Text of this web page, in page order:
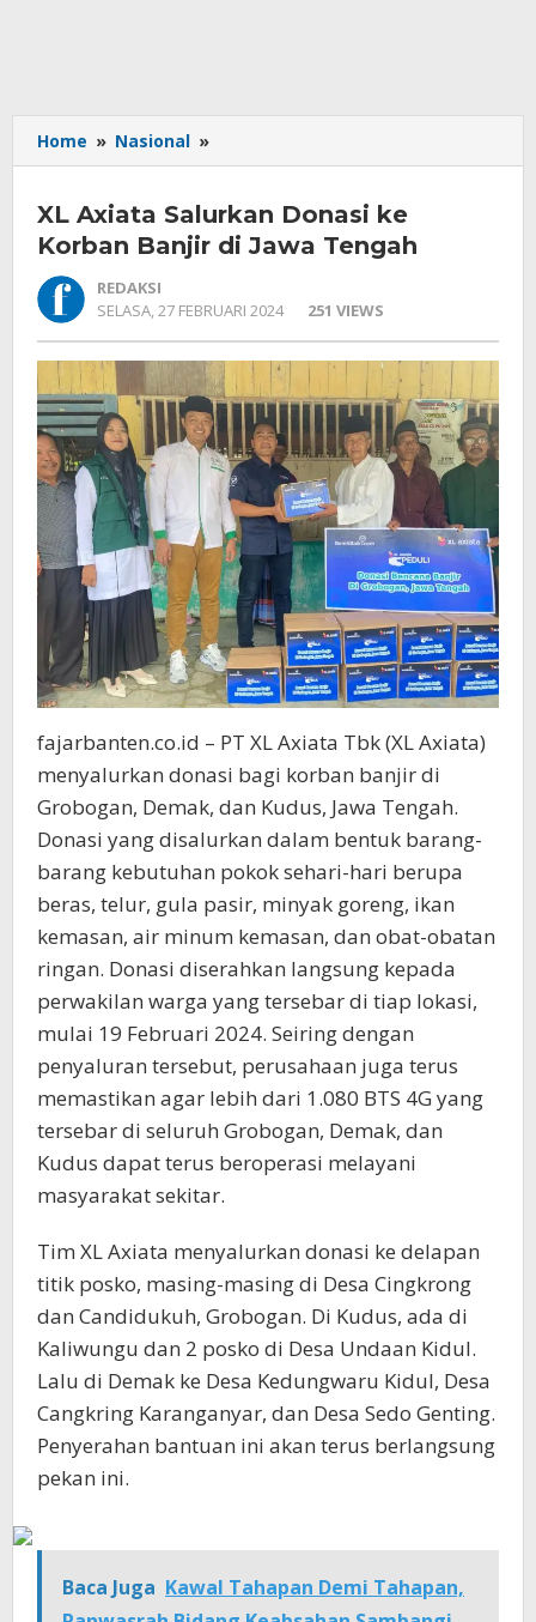
Home » Nasional »
Axiata
Donasi
ke
di
Jawa
Tengah
XL Axiata Salurkan Donasi ke
Korban Banjir di Jawa Tengah
REDAKSI
SELASA, 27 FEBRUARI 2024
OLEH
251 VIEWS
fajarbanten.co.id – PT XL Axiata Tbk (XL Axiata)
menyalurkan donasi bagi korban banjir di
Grobogan, Demak, dan Kudus, Jawa Tengah.
Donasi yang disalurkan dalam bentuk barang-
barang kebutuhan pokok sehari-hari berupa
beras, telur, gula pasir, minyak goreng, ikan
kemasan, air minum kemasan, dan obat-obatan
ringan. Donasi diserahkan langsung kepada
perwakilan warga yang tersebar di tiap lokasi,
mulai 19 Februari 2024. Seiring dengan
penyaluran tersebut, perusahaan juga terus
memastikan agar lebih dari 1.080 BTS 4G yang
tersebar di seluruh Grobogan, Demak, dan
Kudus dapat terus beroperasi melayani
masyarakat sekitar.
Tim XL Axiata menyalurkan donasi ke delapan
titik posko, masing-masing di Desa Cingkrong
dan Candidukuh, Grobogan. Di Kudus, ada di
Kaliwungu dan 2 posko di Desa Undaan Kidul.
Lalu di Demak ke Desa Kedungwaru Kidul, Desa
Cangkring Karanganyar, dan Desa Sedo Genting.
Penyerahan bantuan ini akan terus berlangsung
pekan ini.
Baca Juga Kawal Tahapan Demi Tahapan,